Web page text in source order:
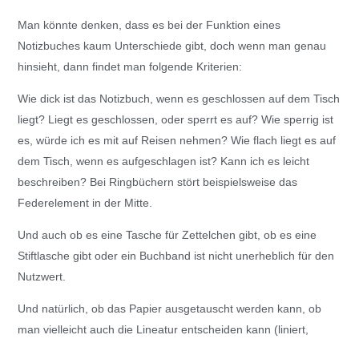
Man könnte denken, dass es bei der Funktion eines
Notizbuches kaum Unterschiede gibt, doch wenn man genau
hinsieht, dann findet man folgende Kriterien:
Wie dick ist das Notizbuch, wenn es geschlossen auf dem Tisch
liegt? Liegt es geschlossen, oder sperrt es auf? Wie sperrig ist
es, würde ich es mit auf Reisen nehmen? Wie flach liegt es auf
dem Tisch, wenn es aufgeschlagen ist? Kann ich es leicht
beschreiben? Bei Ringbüchern stört beispielsweise das
Federelement in der Mitte.
Und auch ob es eine Tasche für Zettelchen gibt, ob es eine
Stiftlasche gibt oder ein Buchband ist nicht unerheblich für den
Nutzwert.
Und natürlich, ob das Papier ausgetauscht werden kann, ob
man vielleicht auch die Lineatur entscheiden kann (liniert,